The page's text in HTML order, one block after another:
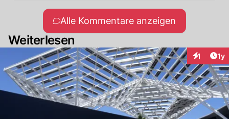
Alle Kommentare anzeigen
Weiterlesen
1 1y